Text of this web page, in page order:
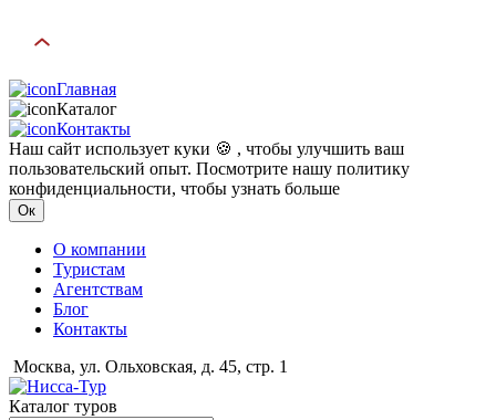
Главная
Каталог
Контакты
Наш сайт использует куки 🍪 , чтобы улучшить ваш
пользовательский опыт. Посмотрите нашу политику
конфиденциальности, чтобы узнать больше
Ок
О компании
Туристам
Агентствам
Блог
Контакты
Москва, ул. Ольховская, д. 45, стр. 1
Каталог туров